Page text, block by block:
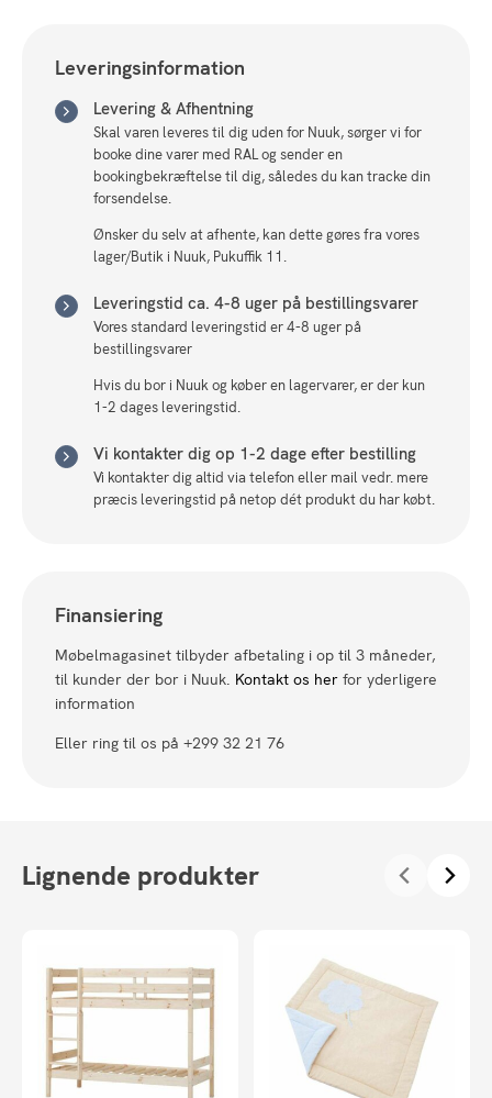
Leveringsinformation
Levering & Afhentning
Skal varen leveres til dig uden for Nuuk, sørger vi for
booke dine varer med RAL og sender en
bookingbekræftelse til dig, således du kan tracke din
forsendelse.
Ønsker du selv at afhente, kan dette gøres fra vores
lager/Butik i Nuuk, Pukuffik 11.
Leveringstid ca. 4-8 uger på bestillingsvarer
Vores standard leveringstid er 4-8 uger på
bestillingsvarer
Hvis du bor i Nuuk og køber en lagervarer, er der kun
1-2 dages leveringstid.
Vi kontakter dig op 1-2 dage efter bestilling
Vi kontakter dig altid via telefon eller mail vedr. mere
præcis leveringstid på netop dét produkt du har købt.
Finansiering
Møbelmagasinet tilbyder afbetaling i op til 3 måneder,
til kunder der bor i Nuuk. Kontakt os her for yderligere
information
Eller ring til os på +299 32 21 76
Lignende produkter